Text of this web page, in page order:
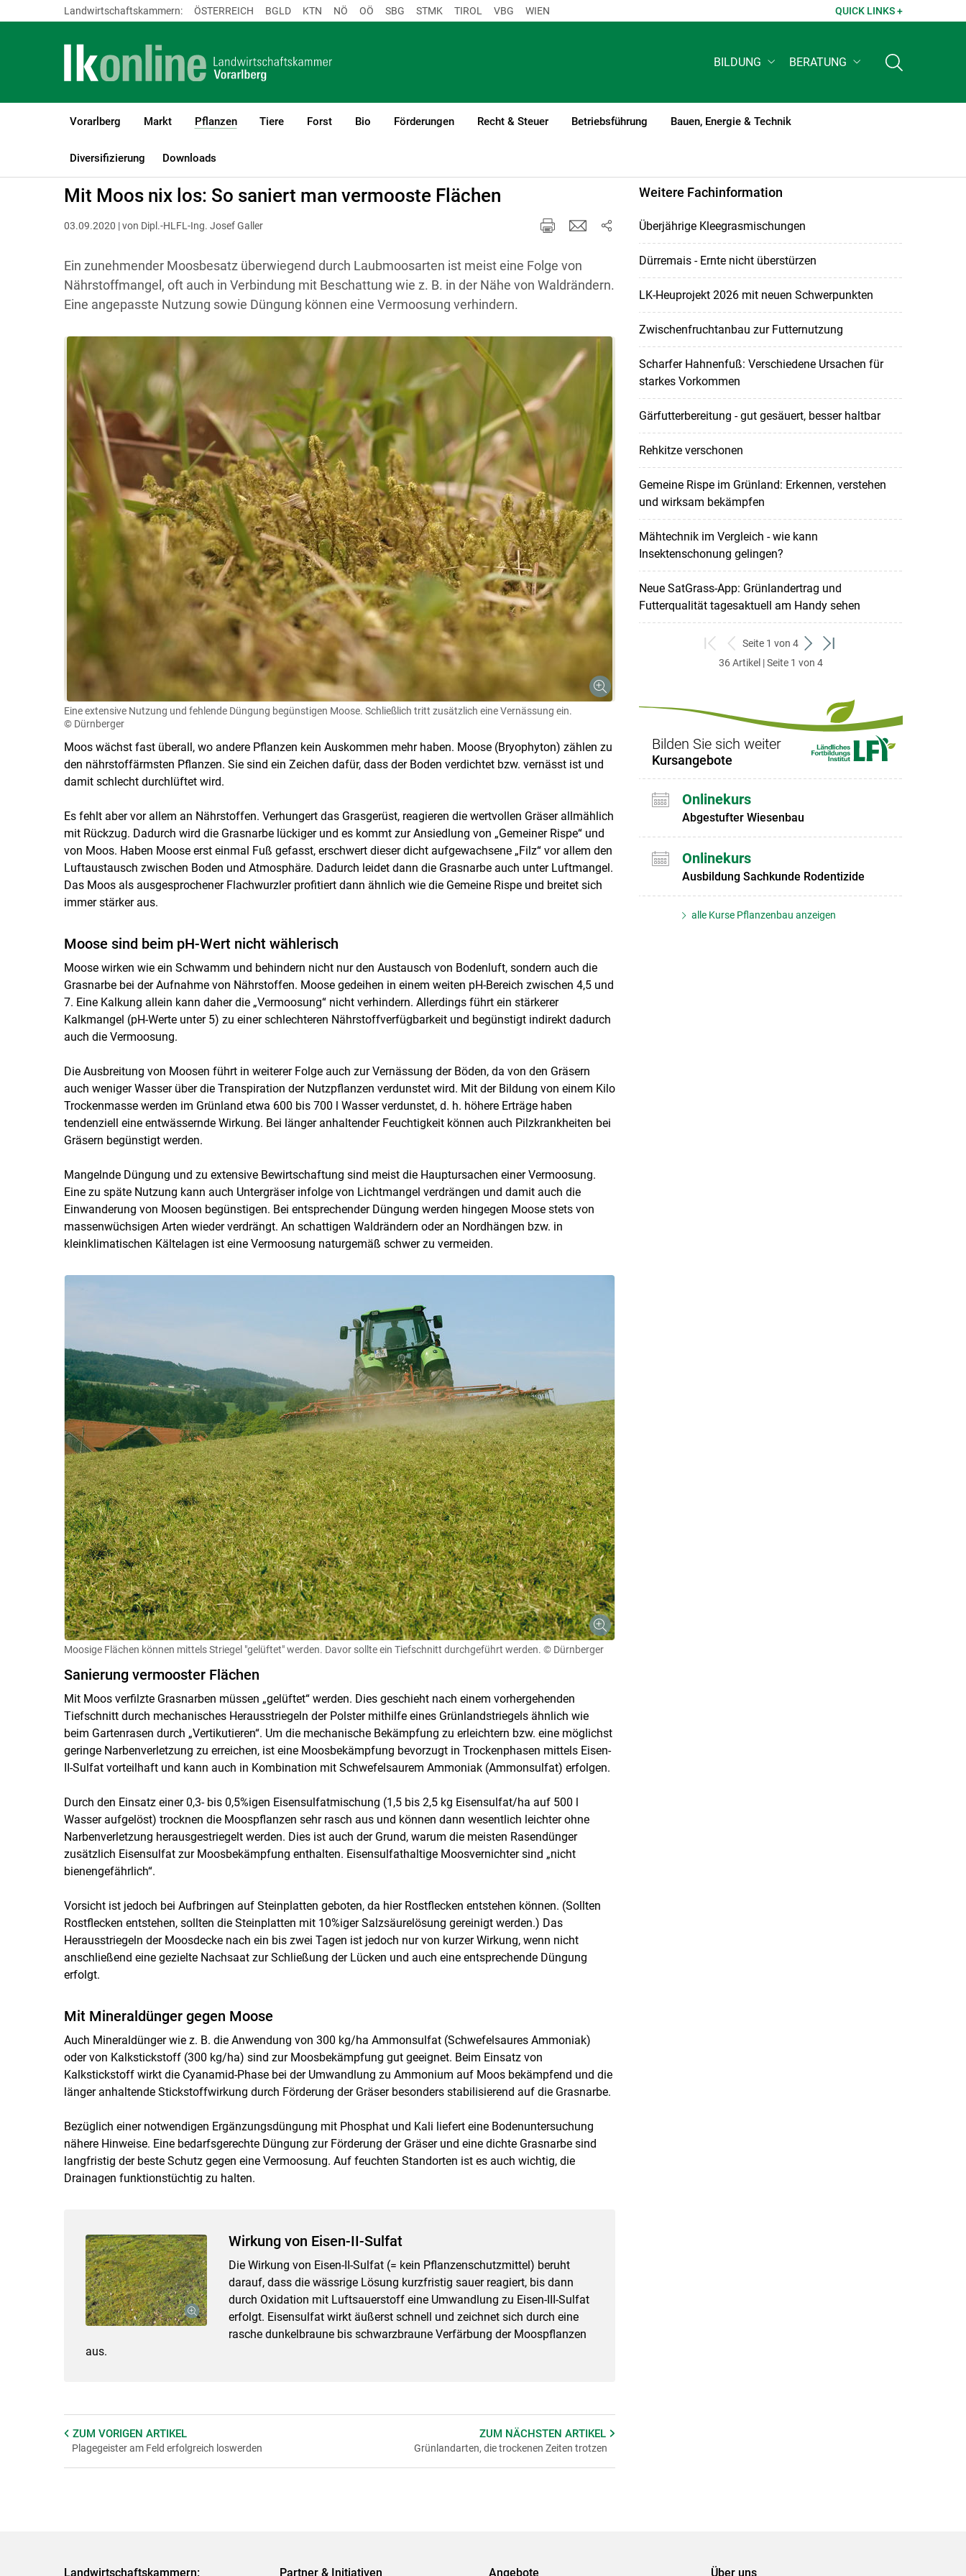
Landwirtschaftskammern: ÖSTERREICH BGLD KTN NÖ OÖ SBG STMK TIROL VBG WIEN QUICK LINKS +
BILDUNG BERATUNG
Vorarlberg Markt Pflanzen
(current)1
Tiere Forst Bio Förderungen Recht & Steuer Betriebsführung Bauen, Energie & Technik
Diversifizierung Downloads
LK Vorarlberg Pflanzen Grünland & Futterbau
Mit Moos nix los: So saniert man vermooste Flächen
03.09.2020 | von Dipl.-HLFL-Ing. Josef Galler
Ein zunehmender Moosbesatz überwiegend durch Laubmoosarten ist meist eine Folge von
Nährstoffmangel, oft auch in Verbindung mit Beschattung wie z. B. in der Nähe von Waldrändern.
Eine angepasste Nutzung sowie Düngung können eine Vermoosung verhindern.
Eine extensive Nutzung und fehlende Düngung begünstigen Moose. Schließlich tritt zusätzlich eine Vernässung ein.
© Dürnberger
Moos wächst fast überall, wo andere Pflanzen kein Auskommen mehr haben. Moose (Bryophyton) zählen zu
den nährstoffärmsten Pflanzen. Sie sind ein Zeichen dafür, dass der Boden verdichtet bzw. vernässt ist und
damit schlecht durchlüftet wird.
Es fehlt aber vor allem an Nährstoffen. Verhungert das Grasgerüst, reagieren die wertvollen Gräser allmählich
mit Rückzug. Dadurch wird die Grasnarbe lückiger und es kommt zur Ansiedlung von „Gemeiner Rispe“ und
von Moos. Haben Moose erst einmal Fuß gefasst, erschwert dieser dicht aufgewachsene „Filz“ vor allem den
Luftaustausch zwischen Boden und Atmosphäre. Dadurch leidet dann die Grasnarbe auch unter Luftmangel.
Das Moos als ausgesprochener Flachwurzler profitiert dann ähnlich wie die Gemeine Rispe und breitet sich
immer stärker aus.
Moose sind beim pH-Wert nicht wählerisch
Moose wirken wie ein Schwamm und behindern nicht nur den Austausch von Bodenluft, sondern auch die
Grasnarbe bei der Aufnahme von Nährstoffen. Moose gedeihen in einem weiten pH-Bereich zwischen 4,5 und
7. Eine Kalkung allein kann daher die „Vermoosung“ nicht verhindern. Allerdings führt ein stärkerer
Kalkmangel (pH-Werte unter 5) zu einer schlechteren Nährstoffverfügbarkeit und begünstigt indirekt dadurch
auch die Vermoosung.
Die Ausbreitung von Moosen führt in weiterer Folge auch zur Vernässung der Böden, da von den Gräsern
auch weniger Wasser über die Transpiration der Nutzpflanzen verdunstet wird. Mit der Bildung von einem Kilo
Trockenmasse werden im Grünland etwa 600 bis 700 l Wasser verdunstet, d. h. höhere Erträge haben
tendenziell eine entwässernde Wirkung. Bei länger anhaltender Feuchtigkeit können auch Pilzkrankheiten bei
Gräsern begünstigt werden.
Mangelnde Düngung und zu extensive Bewirtschaftung sind meist die Hauptursachen einer Vermoosung.
Eine zu späte Nutzung kann auch Untergräser infolge von Lichtmangel verdrängen und damit auch die
Einwanderung von Moosen begünstigen. Bei entsprechender Düngung werden hingegen Moose stets von
massenwüchsigen Arten wieder verdrängt. An schattigen Waldrändern oder an Nordhängen bzw. in
kleinklimatischen Kältelagen ist eine Vermoosung naturgemäß schwer zu vermeiden.
Moosige Flächen können mittels Striegel "gelüftet" werden. Davor sollte ein Tiefschnitt durchgeführt werden. © Dürnberger
Sanierung vermooster Flächen
Mit Moos verfilzte Grasnarben müssen „gelüftet“ werden. Dies geschieht nach einem vorhergehenden
Tiefschnitt durch mechanisches Herausstriegeln der Polster mithilfe eines Grünlandstriegels ähnlich wie
beim Gartenrasen durch „Vertikutieren“. Um die mechanische Bekämpfung zu erleichtern bzw. eine möglichst
geringe Narbenverletzung zu erreichen, ist eine Moosbekämpfung bevorzugt in Trockenphasen mittels Eisen-
II-Sulfat vorteilhaft und kann auch in Kombination mit Schwefelsaurem Ammoniak (Ammonsulfat) erfolgen.
Durch den Einsatz einer 0,3- bis 0,5%igen Eisensulfatmischung (1,5 bis 2,5 kg Eisensulfat/ha auf 500 l
Wasser aufgelöst) trocknen die Moospflanzen sehr rasch aus und können dann wesentlich leichter ohne
Narbenverletzung herausgestriegelt werden. Dies ist auch der Grund, warum die meisten Rasendünger
zusätzlich Eisensulfat zur Moosbekämpfung enthalten. Eisensulfathaltige Moosvernichter sind „nicht
bienengefährlich“.
Vorsicht ist jedoch bei Aufbringen auf Steinplatten geboten, da hier Rostflecken entstehen können. (Sollten
Rostflecken entstehen, sollten die Steinplatten mit 10%iger Salzsäurelösung gereinigt werden.) Das
Herausstriegeln der Moosdecke nach ein bis zwei Tagen ist jedoch nur von kurzer Wirkung, wenn nicht
anschließend eine gezielte Nachsaat zur Schließung der Lücken und auch eine entsprechende Düngung
erfolgt.
Mit Mineraldünger gegen Moose
Auch Mineraldünger wie z. B. die Anwendung von 300 kg/ha Ammonsulfat (Schwefelsaures Ammoniak)
oder von Kalkstickstoff (300 kg/ha) sind zur Moosbekämpfung gut geeignet. Beim Einsatz von
Kalkstickstoff wirkt die Cyanamid-Phase bei der Umwandlung zu Ammonium auf Moos bekämpfend und die
länger anhaltende Stickstoffwirkung durch Förderung der Gräser besonders stabilisierend auf die Grasnarbe.
Bezüglich einer notwendigen Ergänzungsdüngung mit Phosphat und Kali liefert eine Bodenuntersuchung
nähere Hinweise. Eine bedarfsgerechte Düngung zur Förderung der Gräser und eine dichte Grasnarbe sind
langfristig der beste Schutz gegen eine Vermoosung. Auf feuchten Standorten ist es auch wichtig, die
Drainagen funktionstüchtig zu halten.
Wirkung von Eisen-II-Sulfat
Die Wirkung von Eisen-II-Sulfat (= kein Pflanzenschutzmittel) beruht
darauf, dass die wässrige Lösung kurzfristig sauer reagiert, bis dann
durch Oxidation mit Luftsauerstoff eine Umwandlung zu Eisen-III-Sulfat
erfolgt. Eisensulfat wirkt äußerst schnell und zeichnet sich durch eine
rasche dunkelbraune bis schwarzbraune Verfärbung der Moospflanzen
aus.
ZUM VORIGEN ARTIKEL
Plagegeister am Feld erfolgreich loswerden
ZUM NÄCHSTENARTIKEL
Grünlandarten, die trockenen Zeiten trotzen
Weitere Fachinformation
Überjährige Kleegrasmischungen
Dürremais - Ernte nicht überstürzen
LK-Heuprojekt 2026 mit neuen Schwerpunkten
Zwischenfruchtanbau zur Futternutzung
Scharfer Hahnenfuß: Verschiedene Ursachen für
starkes Vorkommen
Gärfutterbereitung - gut gesäuert, besser haltbar
Rehkitze verschonen
Gemeine Rispe im Grünland: Erkennen, verstehen
und wirksam bekämpfen
Mähtechnik im Vergleich - wie kann
Insektenschonung gelingen?
Neue SatGrass-App: Grünlandertrag und
Futterqualität tagesaktuell am Handy sehen
zum
ersten
zurück
zum
Seite 1 von 4
weiter
zum
zum
36 Artikel | Seite 1 von 4
Bilden Sie sich weiter
Kursangebote
Onlinekurs
Abgestufter Wiesenbau
Onlinekurs
Ausbildung Sachkunde Rodentizide
alle Kurse Pflanzenbau anzeigen
Landwirtschaftskammern: Partner & Initiativen Angebote Über uns